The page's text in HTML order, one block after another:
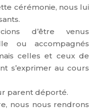
cérémonie, nous lui
d’être venus
ou accompagnés
celles et ceux de
s’exprimer au cours
parent déporté.
nous nous rendrons